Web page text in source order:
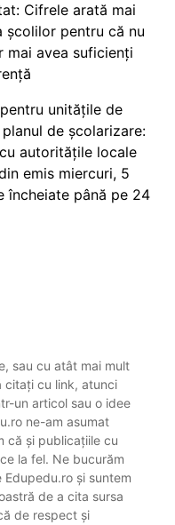
Cifrele arată mai
școlilor pentru că nu
mai avea suficienți
unitățile de
de școlarizare:
autoritățile locale
emis miercuri, 5
încheiate până pe 24
sau cu atât mai mult
citați cu link, atunci
un articol sau o idee
ne-am asumat
că și publicațiile cu
la fel. Ne bucurăm
și suntem
de a cita sursa
de respect și